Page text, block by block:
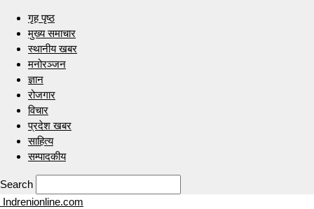
गृह पृष्ठ
मुख्य समाचार
स्थानीय खबर
मनोरञ्जन
ज्ञान
रोजगार
विचार
प्रदेश खबर
साहित्य
सम्पादकीय
Search
Indrenionline.com